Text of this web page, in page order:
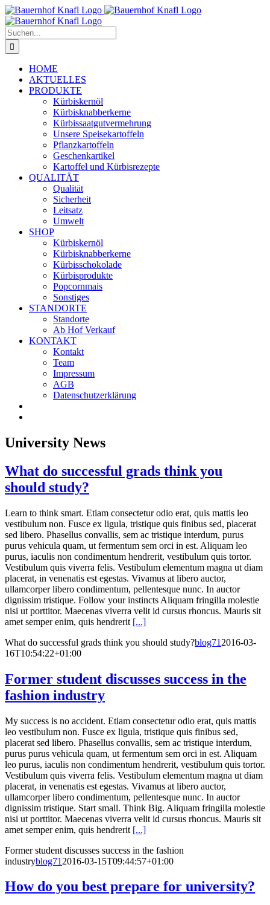
Zum
Inhalt
springen
Suche
nach:
HOME
AKTUELLES
PRODUKTE
Kürbiskernöl
Kürbisknabberkerne
Kürbissaatgutvermehrung
Unsere Speisekartoffeln
Pflanzkartoffeln
Geschenkartikel
Kartoffel und Kürbisrezepte
QUALITÄT
Qualität
Sicherheit
Leitsatz
Umwelt
SHOP
Kürbiskernöl
Kürbisknabberkerne
Kürbisschokolade
Kürbisprodukte
Popcornmais
Sonstiges
STANDORTE
Standorte
Ab Hof Verkauf
KONTAKT
Kontakt
Team
Impressum
AGB
Datenschutzerklärung
University News
What do successful grads think you
should study?
Learn to think smart. Etiam consectetur odio erat, quis mattis leo
vestibulum non. Fusce ex ligula, tristique quis finibus sed, placerat
sed libero. Phasellus convallis, sem ac tristique interdum, purus
purus vehicula quam, ut fermentum sem orci in est. Aliquam leo
purus, iaculis non condimentum hendrerit, vestibulum quis tortor.
Vestibulum quis viverra felis. Vestibulum elementum magna ut diam
placerat, in venenatis est egestas. Vivamus at libero auctor,
ullamcorper libero condimentum, pellentesque nunc. In auctor
dignissim tristique. Follow your instincts Aliquam fringilla molestie
nisi ut porttitor. Maecenas viverra velit id cursus rhoncus. Mauris sit
amet semper enim, quis hendrerit [...]
What do successful grads think you should study?blog71 2016-03-
16T10:54:22+01:00
Former student discusses success in the
fashion industry
My success is no accident. Etiam consectetur odio erat, quis mattis
leo vestibulum non. Fusce ex ligula, tristique quis finibus sed,
placerat sed libero. Phasellus convallis, sem ac tristique interdum,
purus purus vehicula quam, ut fermentum sem orci in est. Aliquam
leo purus, iaculis non condimentum hendrerit, vestibulum quis tortor.
Vestibulum quis viverra felis. Vestibulum elementum magna ut diam
placerat, in venenatis est egestas. Vivamus at libero auctor,
ullamcorper libero condimentum, pellentesque nunc. In auctor
dignissim tristique. Start small. Think Big. Aliquam fringilla molestie
nisi ut porttitor. Maecenas viverra velit id cursus rhoncus. Mauris sit
amet semper enim, quis hendrerit [...]
Former student discusses success in the fashion
industryblog71 2016-03-15T09:44:57+01:00
How do you best prepare for university?